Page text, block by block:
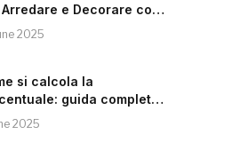
e Decorare con
2025
si calcola la
guida completa e
2025